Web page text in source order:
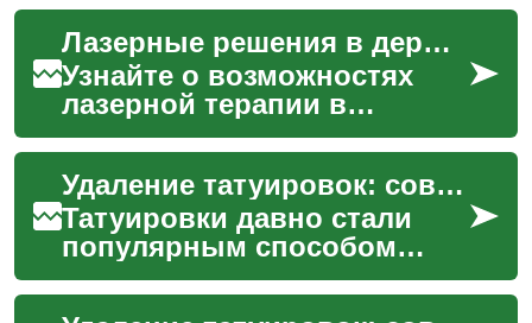
Лазерные решения в дерматологии: современные подходы
Узнайте о возможностях
лазерной терапии в
дерматологии: омоложение,
борьба с пигментацией,
лечение сосудистых
дефекто...
Удаление татуировок: современные методы и их эффективность
Татуировки давно стали
популярным способом
самовыражения, но иногда
люди решают избавиться от